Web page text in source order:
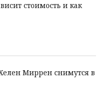
стоимость и как
Миррен снимутся в